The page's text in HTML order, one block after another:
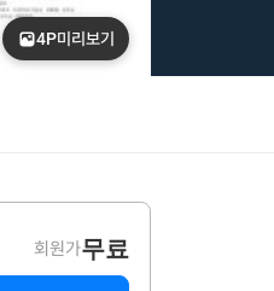
4P미리보기
회원가무료